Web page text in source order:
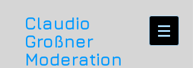
Claudio
Großner
Moderation